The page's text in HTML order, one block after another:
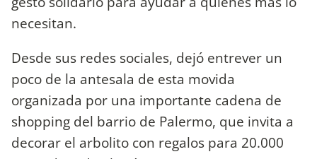
necesitan.
Desde sus redes sociales, dejó entrever un
poco de la antesala de esta movida
organizada por una importante cadena de
shopping del barrio de Palermo, que invita a
decorar el arbolito con regalos para 20.000